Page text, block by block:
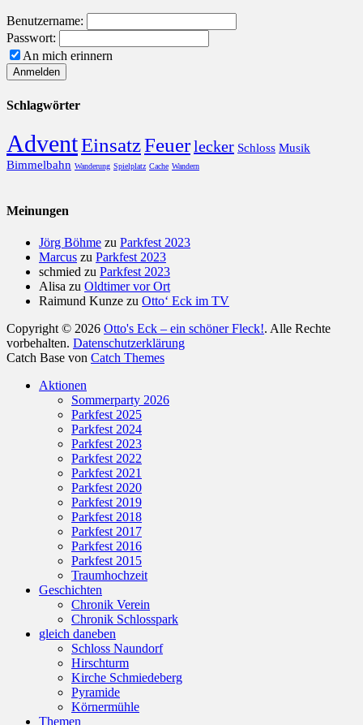
Benutzername:
Passwort:
An mich erinnern
Schlagwörter
AdventEinsatzFeuerlecker Schloss Musik
Bimmelbahn Wanderung Spielplatz Cache Wandern
Meinungen
Jörg Böhme zu Parkfest 2023
Marcus zu Parkfest 2023
schmied zu Parkfest 2023
Alisa zu Oldtimer vor Ort
Raimund Kunze zu Otto‘ Eck im TV
Copyright © 2026 Otto's Eck – ein schöner Fleck!. Alle Rechte
vorbehalten. Datenschutzerklärung
Catch Base von Catch Themes
oben
Aktionen
Sommerparty 2026
Parkfest 2025
Parkfest 2024
Parkfest 2023
Parkfest 2022
Parkfest 2021
Parkfest 2020
Parkfest 2019
Parkfest 2018
Parkfest 2017
Parkfest 2016
Parkfest 2015
Traumhochzeit
Geschichten
Chronik Verein
Chronik Schlosspark
gleich daneben
Schloss Naundorf
Hirschturm
Kirche Schmiedeberg
Pyramide
Körnermühle
Themen